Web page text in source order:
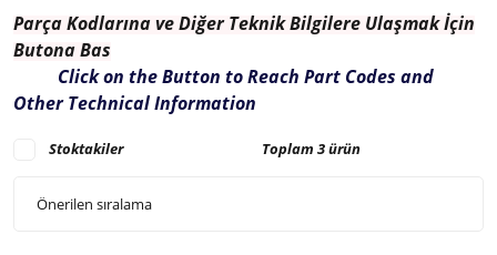
Parça Kodlarına ve Diğer Teknik Bilgilere Ulaşmak İçin
Butona Bas
Click on the Button to Reach Part Codes and
Other Technical Information
Stoktakiler Toplam 3 ürün